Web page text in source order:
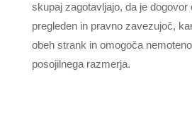
skupaj zagotavljajo, da je dogovor
pregleden in pravno zavezujoč,
obeh strank in omogoča
posojilnega razmerja.